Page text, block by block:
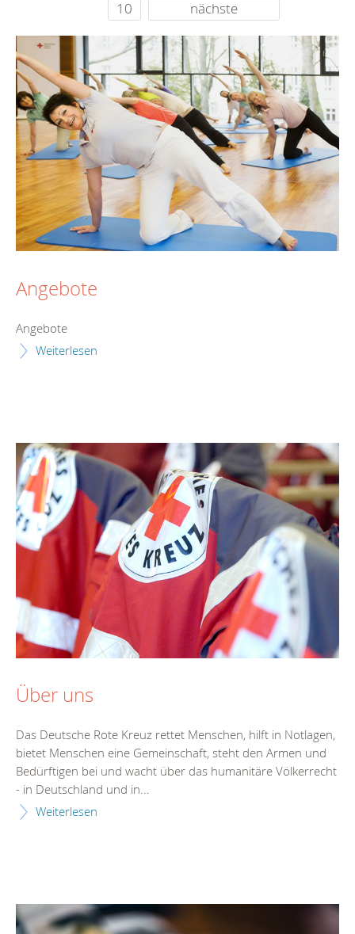
10
nächste
Angebote
Angebote
Weiterlesen
Über uns
Das Deutsche Rote Kreuz rettet Menschen, hilft in Notlagen,
bietet Menschen eine Gemeinschaft, steht den Armen und
Bedürftigen bei und wacht über das humanitäre Völkerrecht
- in Deutschland und in...
Weiterlesen